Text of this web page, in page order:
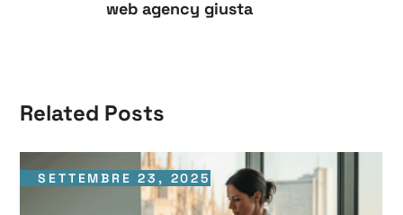
web agency giusta
Related Posts
SETTEMBRE 23, 2025